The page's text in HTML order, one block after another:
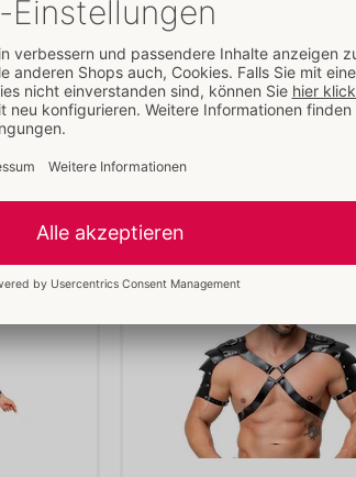
Zolltarifnummer:
Herkunftsland: IN
Mehr lesen
Artikel von